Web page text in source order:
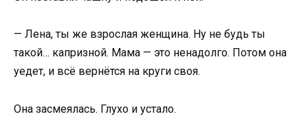
— Лена, ты же взрослая женщина. Ну не будь ты
такой… капризной. Мама — это ненадолго. Потом она
уедет, и всё вернётся на круги своя.
Она засмеялась. Глухо и устало.